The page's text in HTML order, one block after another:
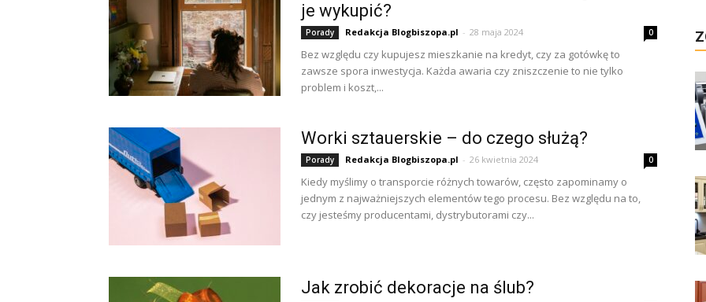
je wykupić?
Porady Redakcja Blogbiszopa.pl - 28 maja 2024 0
Bez względu czy kupujesz mieszkanie na kredyt, czy za gotówkę to
zawsze spora inwestycja. Każda awaria czy zniszczenie to nie tylko
problem i koszt,...
Worki sztauerskie – do czego służą?
Porady Redakcja Blogbiszopa.pl - 26 kwietnia 2024 0
Kiedy myślimy o transporcie różnych towarów, często zapominamy o
jednym z najważniejszych elementów tego procesu. Bez względu na to,
czy jesteśmy producentami, dystrybutorami czy...
Jak zrobić dekoracje na ślub?